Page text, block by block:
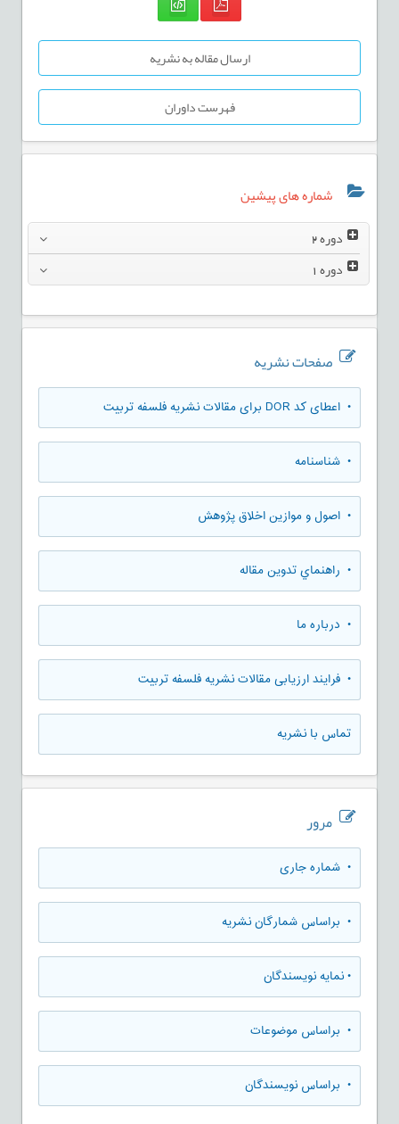
ارسال مقاله به نشریه
فهرست داوران
شماره های پیشین
دوره2
دوره1
صفحات نشریه
• اعطای کد DOR برای مقالات نشریه فلسفه تربیت
• شناسنامه
• اصول و موازین اخلاق پژوهش
• راهنماي تدوين مقاله
• درباره ما
• فرایند ارزیابی مقالات نشریه فلسفه تربیت
تماس با نشریه
مرور
• شماره جاری
• براساس شمارگان نشریه
•نمایه نویسندگان
• براساس موضوعات
• براساس نویسندگان